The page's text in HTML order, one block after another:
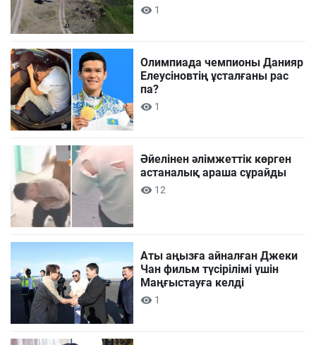
1
Олимпиада чемпионы Данияр
Елеусіновтің ұсталғаны рас
па?
1
Әйелінен әлімжеттік көрген
астаналық араша сұрайды
12
Аты аңызға айналған Джеки
Чан фильм түсірілімі үшін
Маңғыстауға келді
1